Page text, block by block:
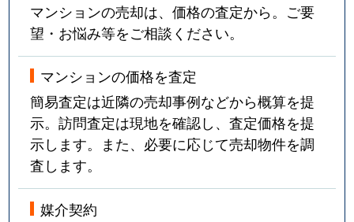
マンションの売却は、価格の査定から。ご要
望・お悩み等をご相談ください。
マンションの価格を査定
簡易査定は近隣の売却事例などから概算を提
示。訪問査定は現地を確認し、査定価格を提
示します。また、必要に応じて売却物件を調
査します。
媒介契約